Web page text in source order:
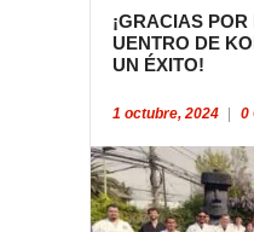
¡GRACIAS
UENTRO DE
UN ÉXITO!
1 octubre, 2024 0